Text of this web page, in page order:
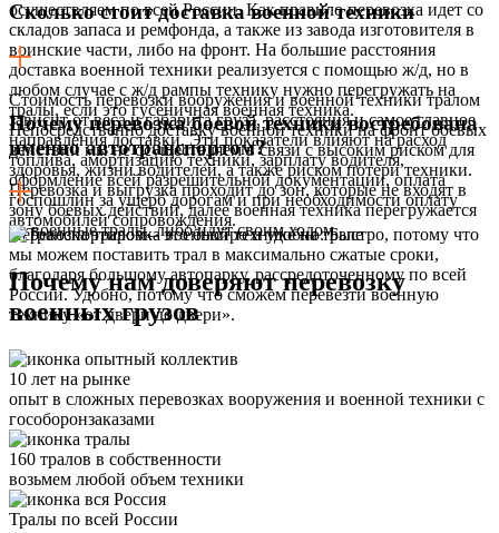
осуществляем по всей России. Как правило перевозка идет со
складов запаса и ремфонда, а также из завода изготовителя в
воинские части, либо на фронт. На большие расстояния
доставка военной техники реализуется с помощью ж/д, но в
любом случае с ж/д рампы технику нужно перегружать на
тралы, если это гусеничная военная техника.
Непосредственно доставку военной техники на фронт боевых
действий мы не осуществляем в связи с высоким риском для
здоровья, жизни водителей, а также риском потери техники.
Перевозка и выгрузка проходит до зон, которые не входят в
зону боевых действий, далее военная техника перегружается
на военные тралы, либо идут своим ходом.
Сколько стоит доставка военной техники
Стоимость перевозки вооружения и военной техники тралом
зависит от веса и габарита груза, расстояния и самое главное
направления доставки. Эти показатели влияют на расход
топлива, амортизацию техники, зарплату водителя,
оформление всей разрешительной документации, оплата
госпошлин за ущерб дорогам и при необходимости оплату
автомобилей сопровождения.
Почему перевозка боевой техники востребована
именно автотранспортом?
Перевозка тралом – это быстро и удобно. Быстро, потому что
мы можем поставить трал в максимально сжатые сроки,
благодаря большому автопарку, рассредоточенному по всей
России. Удобно, потому что сможем перевезти военную
технику «от двери до двери».
Почему нам доверяют перевозку
военных грузов
10 лет на рынке
опыт в сложных перевозках вооружения и военной техники с
гособоронзаказами
160 тралов в собственности
возьмем любой объем техники
Тралы по всей России